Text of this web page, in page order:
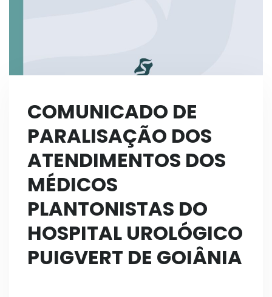
COMUNICADO DE
PARALISAÇÃO DOS
ATENDIMENTOS DOS
MÉDICOS
PLANTONISTAS DO
HOSPITAL UROLÓGICO
PUIGVERT DE GOIÂNIA